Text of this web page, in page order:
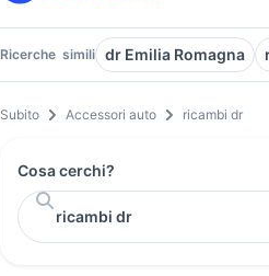
Ricerche simili dr Emilia Romagna
Subito Accessori auto ricambi dr
Cosa cerchi?